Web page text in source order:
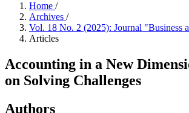
Home /
Archives /
Vol. 18 No. 2 (2025): Journal "Business
Articles
Accounting in a New
on Solving Challenges
Authors